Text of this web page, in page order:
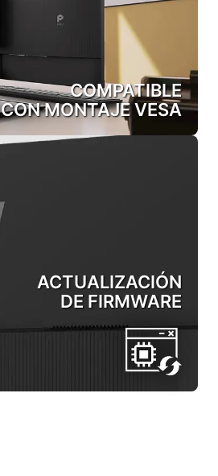
COMPATIBLE
CON MONTAJE VESA
ACTUALIZACIÓN
DE FIRMWARE